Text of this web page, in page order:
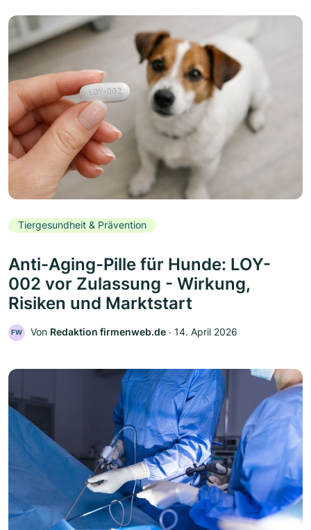
Tiergesundheit & Prävention
Anti-Aging-Pille für Hunde: LOY-
002 vor Zulassung - Wirkung,
Risiken und Marktstart
FW Von Redaktion firmenweb.de ‧ 14. April 2026